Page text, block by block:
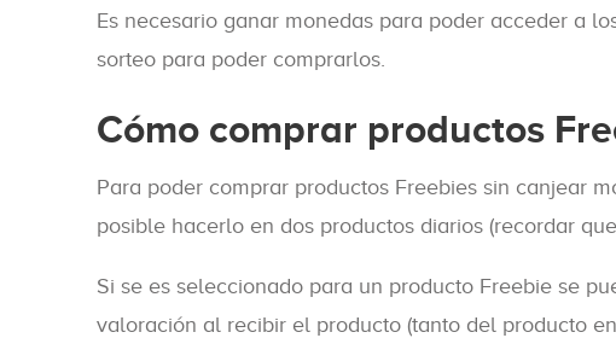
Es necesario ganar monedas para poder acceder a
sorteo para poder comprarlos.
Cómo comprar productos
Para poder comprar productos Freebies sin canjear
posible hacerlo en dos productos diarios (recordar
Si se es seleccionado para un producto Freebie se
valoración al recibir el producto (tanto del producto